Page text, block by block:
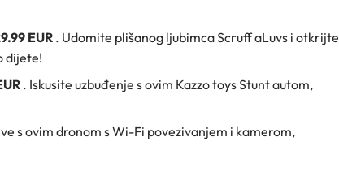
EUR . Udomite plišanog ljubimca Scruff aLuvs i otkrijte
dijete!
. Iskusite uzbuđenje s ovim Kazzo toys Stunt autom,
s ovim dronom s Wi-Fi povezivanjem i kamerom,